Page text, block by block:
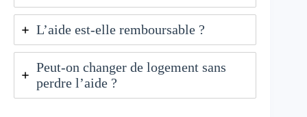
L’aide est-elle remboursable ?
Peut-on changer de logement sans
perdre l’aide ?